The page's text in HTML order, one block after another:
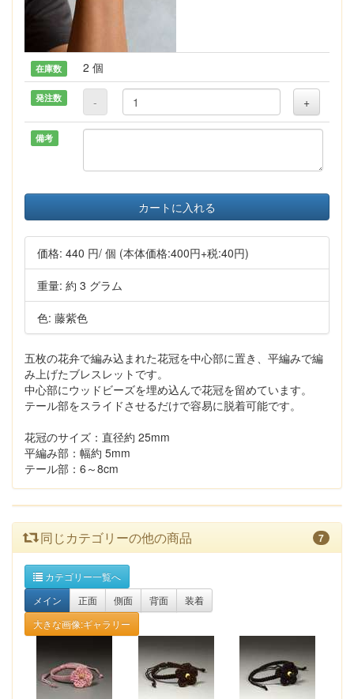
在庫数 2 個
発注数 - +
備考
カートに入れる
価格: 440 円/ 個 (本体価格:400円+税:40円)
重量: 約 3 グラム
色: 藤紫色
五枚の花弁で編み込まれた花冠を中心部に置き、平編みで編
み上げたブレスレットです。
中心部にウッドビーズを埋め込んで花冠を留めています。
テール部をスライドさせるだけで容易に脱着可能です。
花冠のサイズ：直径約 25mm
平編み部：幅約 5mm
テール部：6～8cm
同じカテゴリーの他の商品 7
カテゴリー一覧へ
メイン
正面 側面 背面
装着
大きな画像:ギャラリー